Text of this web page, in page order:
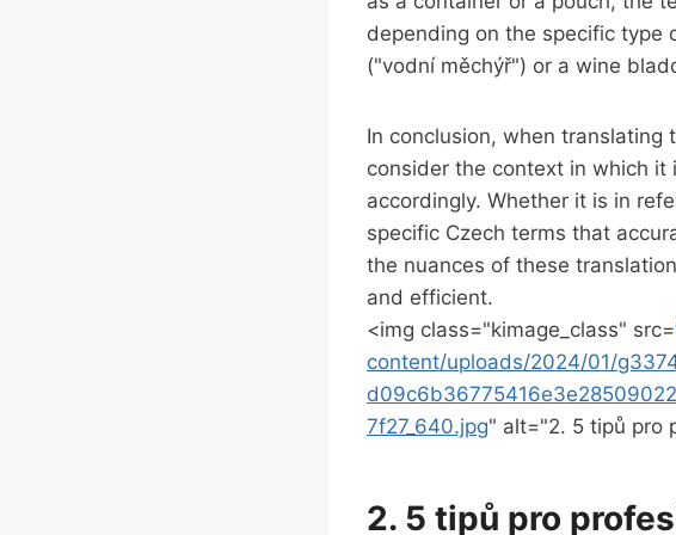
depending on the specific⁢
("vodní měchýř") or a wine
In conclusion, when
consider the context in which
accordingly. Whether it⁣ is in
specific Czech terms that
the nuances of ‍these
‍and ⁣efficient.
<img class="kimage_class"
content/uploads/2024/01/
7f27_640.jpg" alt="2. ⁣5 tipů pro
2. 5 tipů pro